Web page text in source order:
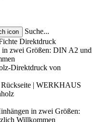
Suche...
Direktdruck